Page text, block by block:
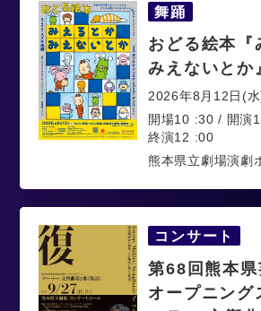
舞踊
おどる絵本『
みえないとか
2026年8月12日(
開場10 :30 / 開演
終演12 :00
熊本県立劇場演劇
コンサート
第68回熊本
オープニング